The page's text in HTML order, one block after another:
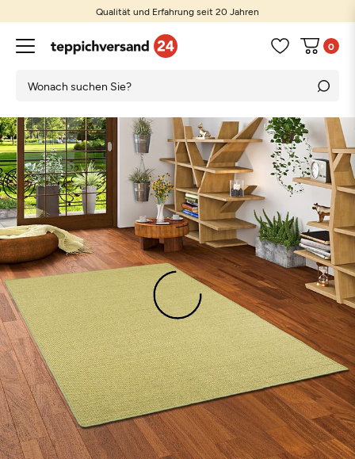
Qualität und Erfahrung seit 20 Jahren
0